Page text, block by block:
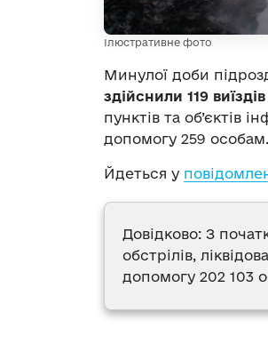
Ілюстративне фото
Минулої доби
здійснили 119 виїздів
пунктів та об’єктів
допомогу 259 особам.
Йдеться у
Довідково: З
обстрілів,
допомогу 202 103